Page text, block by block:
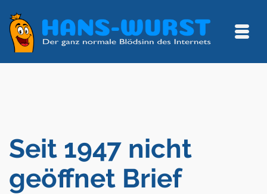
Seit 1947 nicht
geöffnet Brief